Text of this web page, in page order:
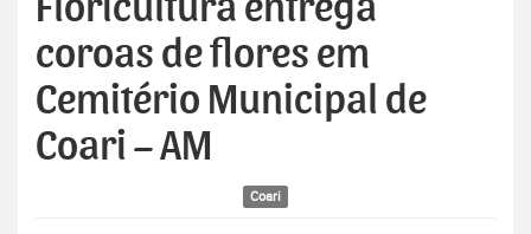
Floricultura entrega
coroas de flores em
Cemitério Municipal de
Coari – AM
Coari